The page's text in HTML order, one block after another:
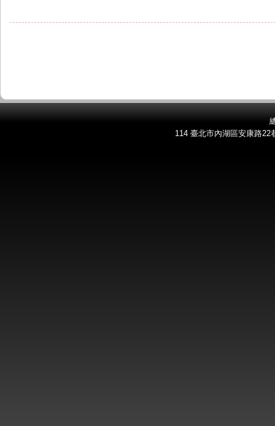
114 臺北市內湖區安康路22